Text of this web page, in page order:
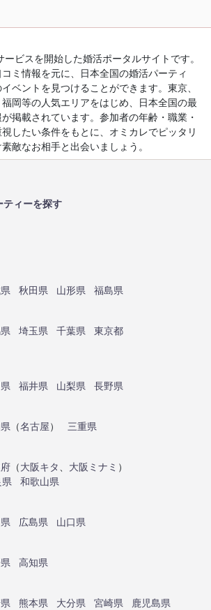
ビスを開始した婚活ポータルサイトです。
ミ情報を元に、日本全国の婚活パーティ
ベントを見つけることができます。東京、
岡等の人気エリアをはじめ、日本全国の最
掲載されています。参加者の年齢・職業・
したい条件をもとに、オミカレでピッタリ
敵なお相手と出会いましょう。
ティーを探す
秋田県 山形県
福島県
埼玉県 千葉県
東京都
福井県 山梨県
長野県
（名古屋）
三重県
（大阪キタ 大阪ミナミ ）
和歌山県
広島県
山口県
高知県
熊本県 大分県 宮崎県
鹿児島県